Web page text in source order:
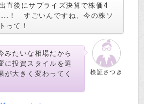
直後にサプライズ決算で株価4
！ すごいんですね、今の株ソ
って！
検証さつき
みたいな相場だから
に投資スタイルを選
が大きく変わってく